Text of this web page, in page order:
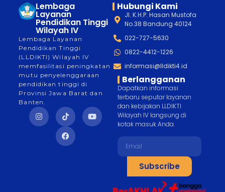
Lembaga
Layanan
Pendidikan Tinggi
Wilayah IV
Lembaga Layanan
Pendidikan Tinggi
(LLDIKTI) Wilayah IV
memfasilitasi peningkatan
mutu penyelenggaraan
pendidikan tinggi di
Provinsi Jawa Barat dan
Banten.
Hubungi Kami
Jl. K.H.P. Hasan Mustofa
No.38 Bandung 40124
022-727-5630
0822-4412-1226
informasi@lldikti4.id
Berlangganan
Dapatkan informasi
terbaru seputar layanan
dan kebijakan LLDIKTI
Wilayah IV langsung di
kotak masuk Anda.
Subscribe